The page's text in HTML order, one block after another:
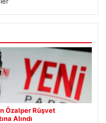
Özalper Rüşvet
Alındı